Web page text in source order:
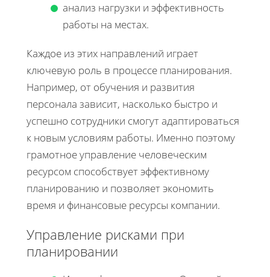
анализ нагрузки и эффективность
работы на местах.
Каждое из этих направлений играет
ключевую роль в процессе планирования.
Например, от обучения и развития
персонала зависит, насколько быстро и
успешно сотрудники смогут адаптироваться
к новым условиям работы. Именно поэтому
грамотное управление человеческим
ресурсом способствует эффективному
планированию и позволяет экономить
время и финансовые ресурсы компании.
Управление рисками при
планировании